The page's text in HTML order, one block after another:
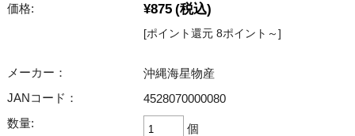
価格: ¥875 (税込)
[ポイント還元 8ポイント～]
メーカー：
沖縄海星物産
JANコード：
4528070000080
数量:
個